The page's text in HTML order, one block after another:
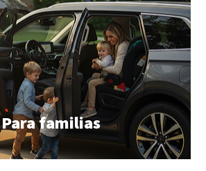
Para familias